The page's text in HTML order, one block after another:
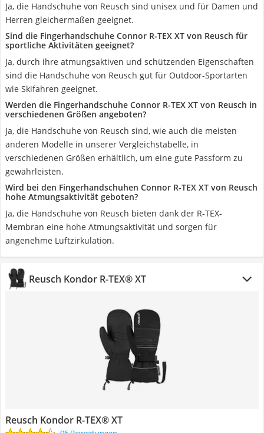
Ja, die Handschuhe von Reusch sind unisex und für Damen und
Herren gleichermaßen geeignet.
Sind die Fingerhandschuhe Connor R-TEX XT von Reusch für
sportliche Aktivitäten geeignet?
Ja, durch ihre atmungsaktiven und schützenden Eigenschaften
sind die Handschuhe von Reusch gut für Outdoor-Sportarten
wie Skifahren geeignet.
Werden die Fingerhandschuhe Connor R-TEX XT von Reusch in
verschiedenen Größen angeboten?
Ja, die Handschuhe von Reusch sind, wie auch die meisten
anderen Modelle in unserer Vergleichstabelle, in
verschiedenen Größen erhältlich, um eine gute Passform zu
gewährleisten.
Wird bei den Fingerhandschuhen Connor R-TEX XT von Reusch
hohe Atmungsaktivität geboten?
Ja, die Handschuhe von Reusch bieten dank der R-TEX-
Membran eine hohe Atmungsaktivität und sorgen für
angenehme Luftzirkulation.
Reusch Kondor R-TEX® XT
Reusch Kondor R-TEX® XT